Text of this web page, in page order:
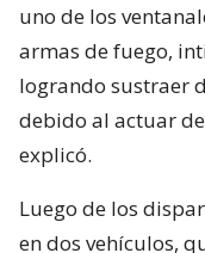
uno de los
armas de fuego,
logrando sustraer
debido al actuar
explicó.
Luego de los
en dos vehículos,